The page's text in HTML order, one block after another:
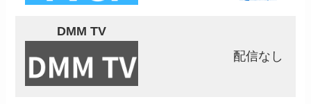
DMM TV
配信なし